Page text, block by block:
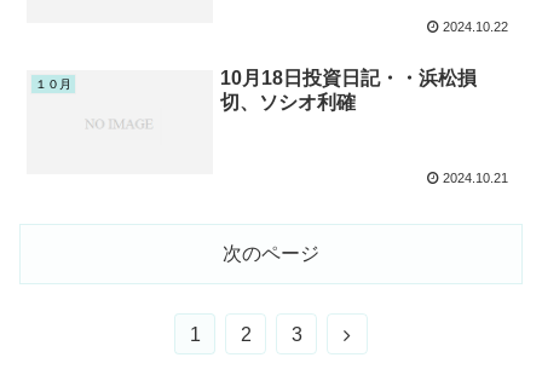
2024.10.22
１０月
10月18日投資日記・・浜松損
切、ソシオ利確
2024.10.21
次のページ
1 2 3
次